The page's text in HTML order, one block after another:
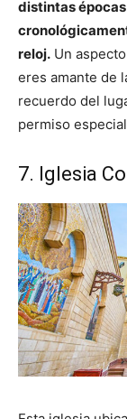
distintas
reloj. Un
eres amante de
recuerdo del
permiso
7. Iglesia